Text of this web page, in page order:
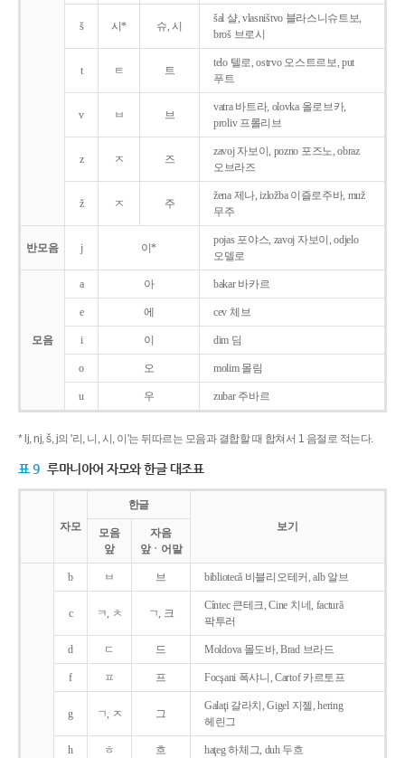
š 시* 슈, 시
šal 샬, vlasništvo 블라스니슈트보,
broš 브로시
t ㅌ 트
telo 텔로, ostrvo 오스트르보, put
푸트
v ㅂ 브
vatra 바트라, olovka 올로브카,
proliv 프롤리브
z ㅈ 즈
zavoj 자보이, pozno 포즈노, obraz
오브라즈
ž ㅈ 주
žena 제나, izložba 이즐로주바, muž
무주
반모음 j 이*
pojas 포야스, zavoj 자보이, odjelo
오델로
모음
a 아 bakar 바카르
e 에 cev 체브
i 이 dim 딤
o 오 molim 몰림
u 우 zubar 주바르
* lj, nj, š, j의 '리, 니, 시, 이'는 뒤따르는 모음과 결합할 때 합쳐서 1 음절로 적는다.
표 9 루마니아어 자모와 한글 대조표
자모
한글
보기
모음
앞
자음
앞ㆍ어말
b ㅂ 브 bibliotecǎ 비블리오테커, alb 알브
c ㅋ, ㅊ ㄱ, 크
Cîntec 큰테크, Cine 치네, facturǎ
팍투러
d ㄷ 드 Moldova 몰도바, Brad 브라드
f ㅍ 프 Focşani 폭샤니, Cartof 카르토프
g ㄱ, ㅈ 그
Galaţi 갈라치, Gigel 지젤, hering
헤린그
h ㅎ 흐 haţeg 하체그, duh 두흐